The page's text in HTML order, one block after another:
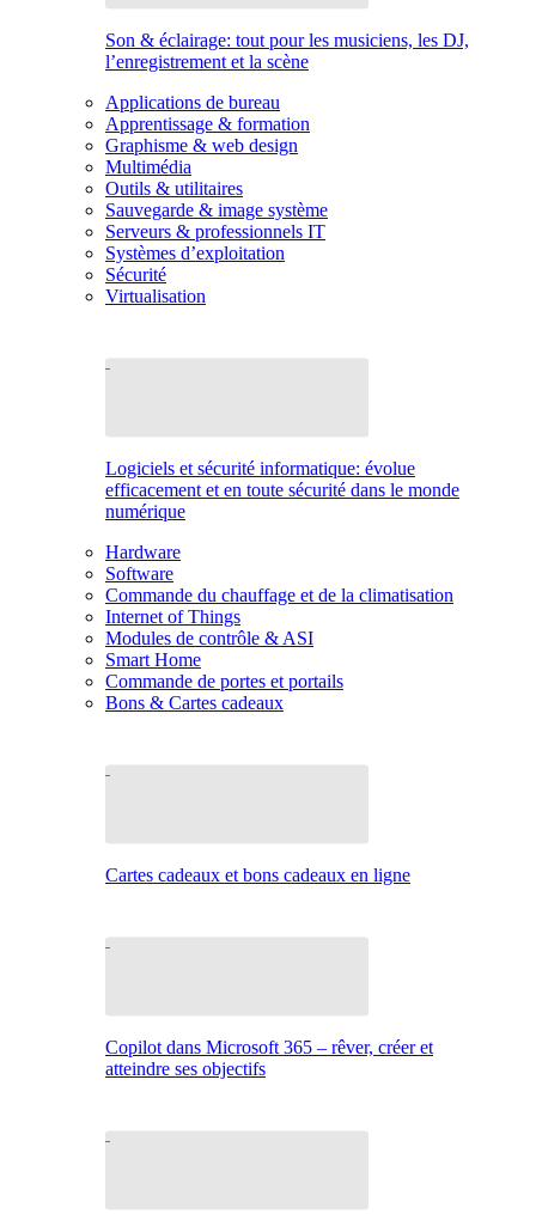
Son & éclairage: tout pour les musiciens, les DJ,
l’enregistrement et la scène
Applications de bureau
Apprentissage & formation
Graphisme & web design
Multimédia
Outils & utilitaires
Sauvegarde & image système
Serveurs & professionnels IT
Systèmes d’exploitation
Sécurité
Virtualisation
Logiciels et sécurité informatique: évolue
efficacement et en toute sécurité dans le monde
numérique
Hardware
Software
Commande du chauffage et de la climatisation
Internet of Things
Modules de contrôle & ASI
Smart Home
Commande de portes et portails
Bons & Cartes cadeaux
Cartes cadeaux et bons cadeaux en ligne
Copilot dans Microsoft 365 – rêver, créer et
atteindre ses objectifs